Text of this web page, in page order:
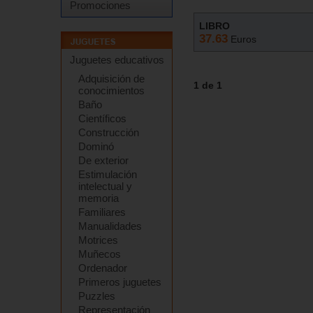
Promociones
Juguetes educativos
Adquisición de
conocimientos
Baño
Científicos
Construcción
Dominó
De exterior
Estimulación
intelectual y
memoria
Familiares
Manualidades
Motrices
Muñecos
Ordenador
Primeros juguetes
Puzzles
Representación
LIBRO
37.63 Euros
1 de 1